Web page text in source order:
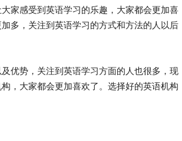
家感受到英语学习的乐趣，大家都会更加喜
多，关注到英语学习的方式和方法的人以后
势，关注到英语学习方面的人也很多，现
，大家都会更加喜欢了。选择好的英语机构